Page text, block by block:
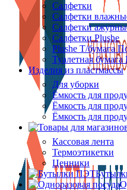
Салфетки
Салфетки
Салфетки
Салфетки Plushe
Plushe Т/бумага
Туалетная
Изделия из пластмассы
Для уборки
Ёмкость для
Ёмкость для
Ёмкость для
Кассовая лента
Термоэтикетки
Ценники